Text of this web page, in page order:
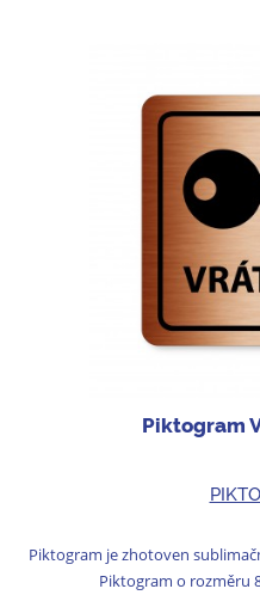
Piktogram
Piktogram je zhotoven
Piktogram o rozměru